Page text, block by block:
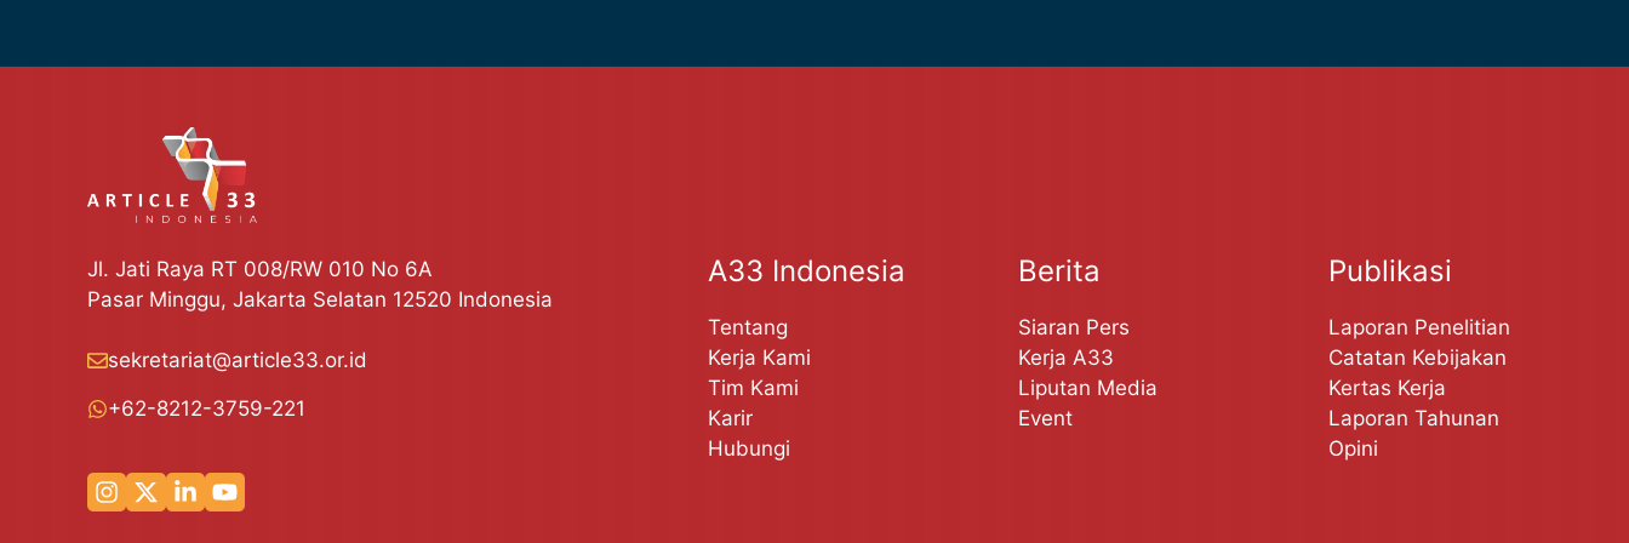
Jl. Jati Raya RT 008/RW 010 No 6A
Pasar Minggu, Jakarta Selatan 12520 Indonesia
sekretariat@article33.or.id
+62-8212-3759-221
A33 Indonesia
Tentang
Kerja Kami
Tim Kami
Karir
Hubungi
Berita
Siaran Pers
Kerja A33
Liputan Media
Event
Publikasi
Laporan Penelitian
Catatan Kebijakan
Kertas Kerja
Laporan Tahunan
Opini